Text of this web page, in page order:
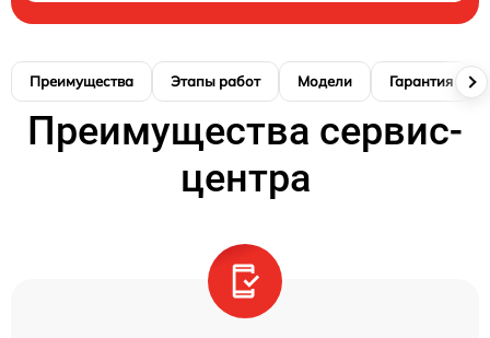
Преимущества Этапы работ Модели Гарантия
Преимущества сервис-
центра